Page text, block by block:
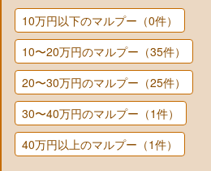
10万円以下のマルプー（0件）
10〜20万円のマルプー（35件）
20〜30万円のマルプー（25件）
30〜40万円のマルプー（1件）
40万円以上のマルプー（1件）